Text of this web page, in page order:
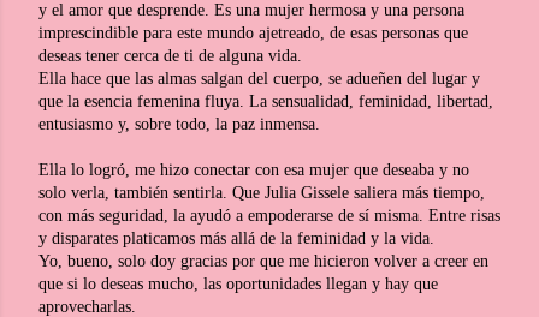
y el amor que desprende. Es una mujer hermosa y una persona
imprescindible para este mundo ajetreado, de esas personas que
deseas tener cerca de ti de alguna vida.
Ella hace que las almas salgan del cuerpo, se adueñen del lugar y
que la esencia femenina fluya. La sensualidad, feminidad, libertad,
entusiasmo y, sobre todo, la paz inmensa.
Ella lo logró, me hizo conectar con esa mujer que deseaba y no
solo verla, también sentirla. Que Julia Gissele saliera más tiempo,
con más seguridad, la ayudó a empoderarse de sí misma. Entre risas
y disparates platicamos más allá de la feminidad y la vida.
Yo, bueno, solo doy gracias por que me hicieron volver a creer en
que si lo deseas mucho, las oportunidades llegan y hay que
aprovecharlas.